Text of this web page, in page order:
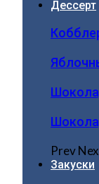
Дессерт
Prev
Закуски